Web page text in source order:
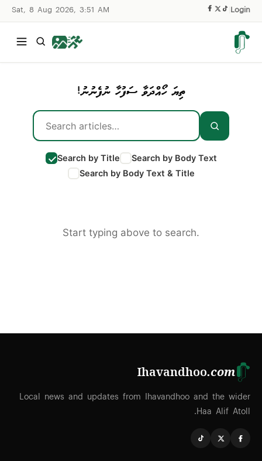
Sat, 8 Aug 2026, 3:51 AM Login
ތިޔަ ހޯއްދަވާ ސަފުހާ ނުފެނުނު!
Search by Title
Search by Body Text
Search by Body Text & Title
Start typing above to search.
Ihavandhoo.com
Local news and updates from Ihavandhoo and the wider
Haa Alif Atoll.